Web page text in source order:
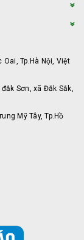
Oai, Tp.Hà Nội, Việt
Sơn, xã Đắk Sắk,
Mỹ Tây, Tp.Hồ